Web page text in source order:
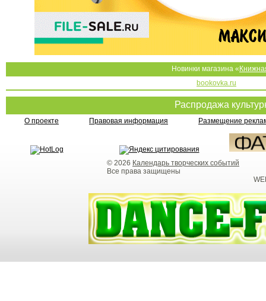
Новинки магазина «
bookovka.ru
Распродажа
О проекте Правовая информация Размещение
© 2026 Календарь творческих событий
Все права защищены